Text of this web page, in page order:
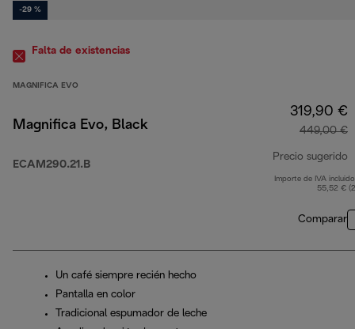
-29 %
Falta de existencias
MAGNIFICA EVO
Magnifica Evo, Black
ECAM290.21.B
319,90 €
449,00 €
Precio sugerido
Importe de IVA
55,52 €
Comparar
Un café siempre recién hecho
Pantalla en color
Tradicional espumador de leche